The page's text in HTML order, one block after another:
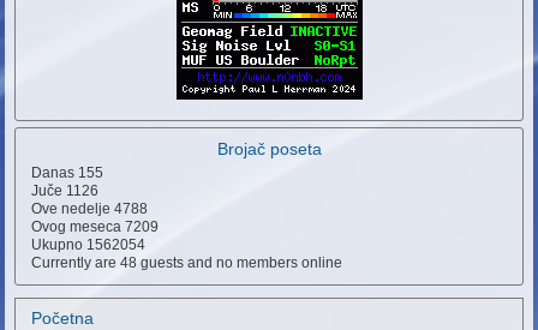
Brojač poseta
Danas 155
Juče 1126
Ove nedelje4788
Ovog meseca7209
Ukupno 1562054
Currently are 48 guests and no members online
Početna